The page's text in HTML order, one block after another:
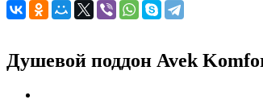
Душевой поддон Avek